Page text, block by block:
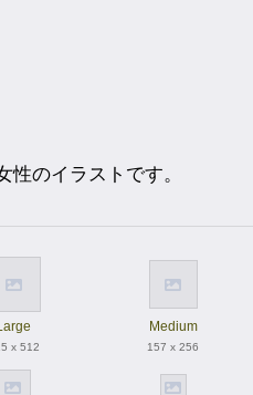
性のイラストです。
x 512
Medium
157 x 256